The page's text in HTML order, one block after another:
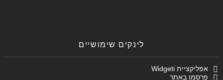
לינקים שימושיים
אפליקציית Widgeti
פרסמו באתר